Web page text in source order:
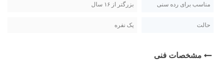
مناسب برای رده سنی بزرگتر از ۱۶ سال
حالت یک نفره
مشخصات فنی